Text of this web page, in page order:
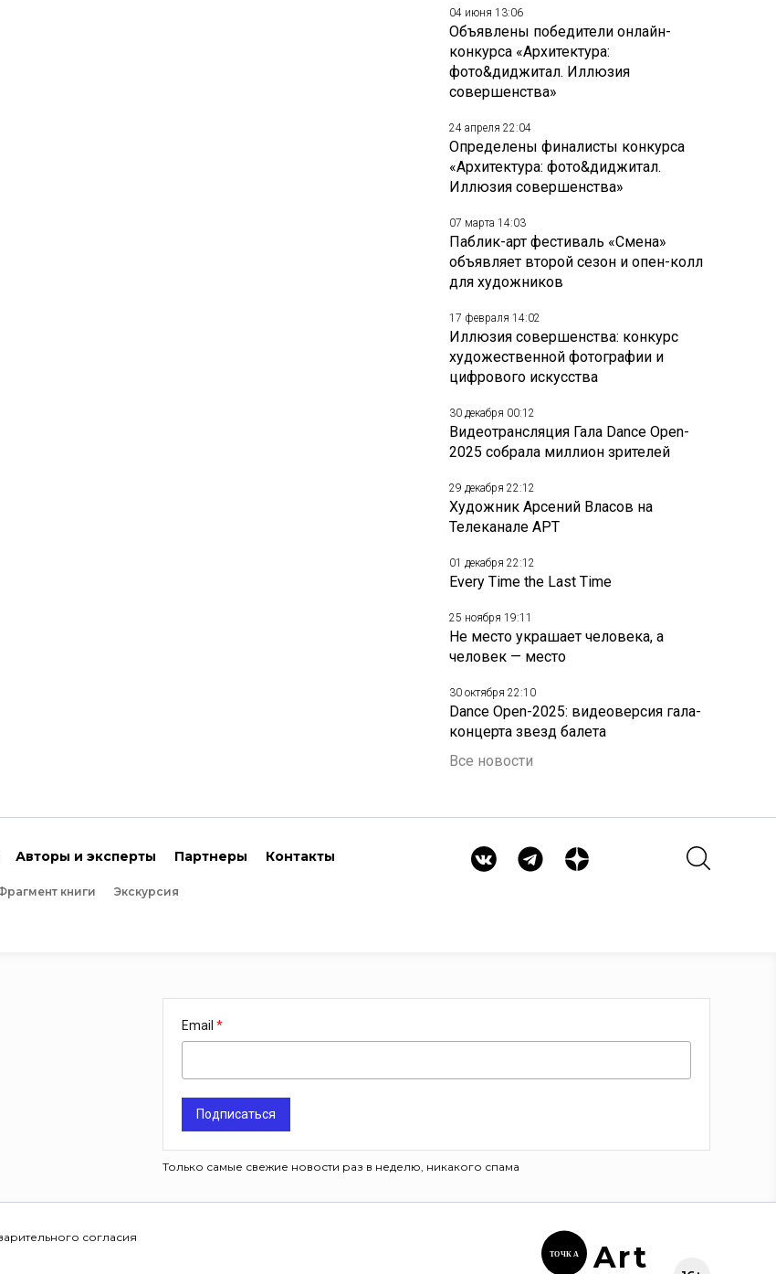
04 июня 13:06
Объявлены победители онлайн-
конкурса «Архитектура:
фото&диджитал. Иллюзия
совершенства»
24 апреля 22:04
Определены финалисты конкурса
«Архитектура: фото&диджитал.
Иллюзия совершенства»
07 марта 14:03
Паблик-арт фестиваль «Смена»
объявляет второй сезон и опен-колл
для художников
17 февраля 14:02
Иллюзия совершенства: конкурс
художественной фотографии и
цифрового искусства
30 декабря 00:12
Видеотрансляция Гала Dance Open-
2025 собрала миллион зрителей
29 декабря 22:12
Художник Арсений Власов на
Телеканале АРТ
01 декабря 22:12
Every Time the Last Time
25 ноября 19:11
Не место украшает человека, а
человек — место
30 октября 22:10
Dance Open-2025: видеоверсия гала-
концерта звезд балета
Все новости
Авторы и эксперты Партнеры Контакты
книги Экскурсия
Email
Подписаться
Только самые свежие новости раз в неделю, никакого спама
согласия
ТОЧК А Art